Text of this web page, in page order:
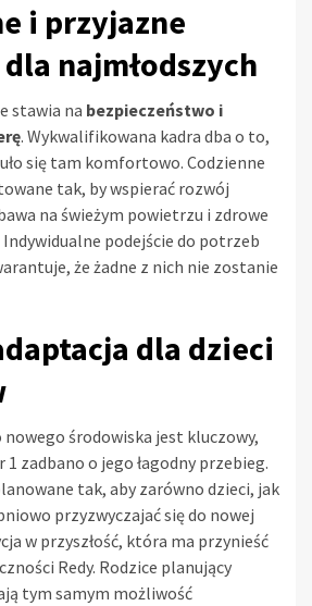
i przyjazne
najmłodszych
stawia na bezpieczeństwo i
. Wykwalifikowana kadra dba o to,
się tam komfortowo. Codzienne
tak, by wspierać rozwój
na świeżym powietrzu i zdrowe
podejście do potrzeb
że żadne z nich nie zostanie
dla dzieci
nowego środowiska jest kluczowy,
1 zadbano o jego łagodny przebieg.
tak, aby zarówno dzieci, jak
przyzwyczajać się do nowej
w przyszłość, która ma przynieść
Redy. Rodzice planujący
tym samym możliwość